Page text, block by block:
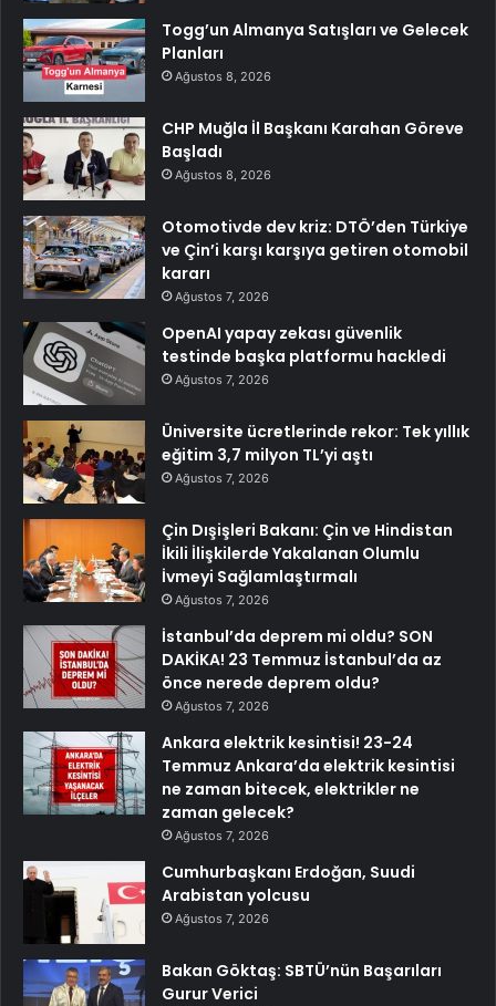
Togg’un Almanya Satışları ve Gelecek
Planları
Ağustos 8, 2026
CHP Muğla İl Başkanı Karahan Göreve
Başladı
Ağustos 8, 2026
Otomotivde dev kriz: DTÖ’den Türkiye
ve Çin’i karşı karşıya getiren otomobil
kararı
Ağustos 7, 2026
OpenAI yapay zekası güvenlik
testinde başka platformu hackledi
Ağustos 7, 2026
Üniversite ücretlerinde rekor: Tek yıllık
eğitim 3,7 milyon TL’yi aştı
Ağustos 7, 2026
Çin Dışişleri Bakanı: Çin ve Hindistan
İkili İlişkilerde Yakalanan Olumlu
İvmeyi Sağlamlaştırmalı
Ağustos 7, 2026
İstanbul’da deprem mi oldu? SON
DAKİKA! 23 Temmuz İstanbul’da az
önce nerede deprem oldu?
Ağustos 7, 2026
Ankara elektrik kesintisi! 23-24
Temmuz Ankara’da elektrik kesintisi
ne zaman bitecek, elektrikler ne
zaman gelecek?
Ağustos 7, 2026
Cumhurbaşkanı Erdoğan, Suudi
Arabistan yolcusu
Ağustos 7, 2026
Bakan Göktaş: SBTÜ’nün Başarıları
Gurur Verici